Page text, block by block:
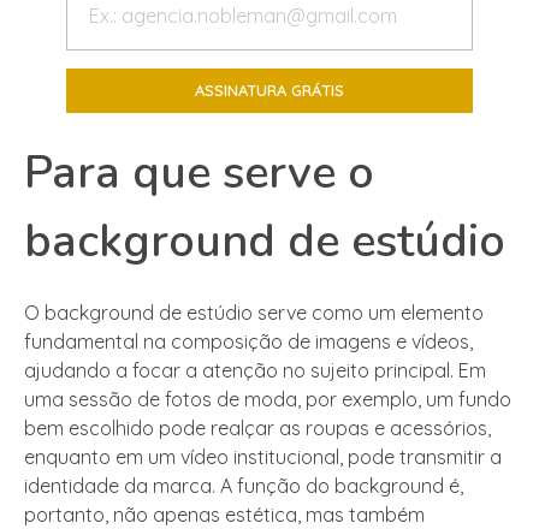
Para que serve o
background de estúdio
O background de estúdio serve como um elemento
fundamental na composição de imagens e vídeos,
ajudando a focar a atenção no sujeito principal. Em
uma sessão de fotos de moda, por exemplo, um fundo
bem escolhido pode realçar as roupas e acessórios,
enquanto em um vídeo institucional, pode transmitir a
identidade da marca. A função do background é,
portanto, não apenas estética, mas também